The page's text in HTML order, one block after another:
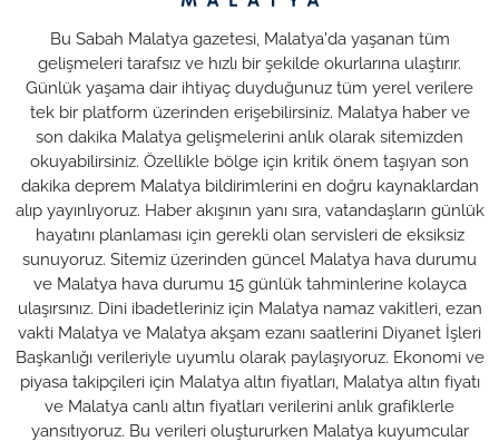
Bu Sabah Malatya gazetesi, Malatya'da yaşanan tüm
gelişmeleri tarafsız ve hızlı bir şekilde okurlarına ulaştırır.
Günlük yaşama dair ihtiyaç duyduğunuz tüm yerel verilere
tek bir platform üzerinden erişebilirsiniz. Malatya haber ve
son dakika Malatya gelişmelerini anlık olarak sitemizden
okuyabilirsiniz. Özellikle bölge için kritik önem taşıyan son
dakika deprem Malatya bildirimlerini en doğru kaynaklardan
alıp yayınlıyoruz. Haber akışının yanı sıra, vatandaşların günlük
hayatını planlaması için gerekli olan servisleri de eksiksiz
sunuyoruz. Sitemiz üzerinden güncel Malatya hava durumu
ve Malatya hava durumu 15 günlük tahminlerine kolayca
ulaşırsınız. Dini ibadetleriniz için Malatya namaz vakitleri, ezan
vakti Malatya ve Malatya akşam ezanı saatlerini Diyanet İşleri
Başkanlığı verileriyle uyumlu olarak paylaşıyoruz. Ekonomi ve
piyasa takipçileri için Malatya altın fiyatları, Malatya altın fiyatı
ve Malatya canlı altın fiyatları verilerini anlık grafiklerle
yansıtıyoruz. Bu verileri oluştururken Malatya kuyumcular